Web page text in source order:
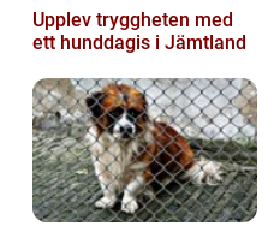
Upplev tryggheten med
ett hunddagis i Jämtland